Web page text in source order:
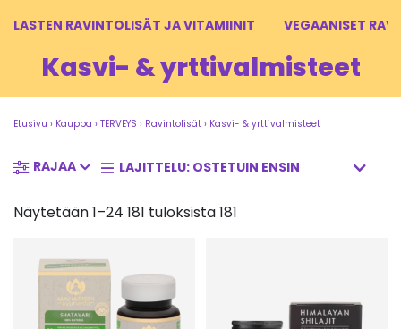
LASTEN RAVINTOLISÄT JA VITAMIINIT VEGAANISET
Kasvi- & yrttivalmisteet
Etusivu › Kauppa › TERVEYS › Ravintolisät › Kasvi- & yrttivalmisteet
RAJAA
Näytetään 1–24 181 tuloksista 181